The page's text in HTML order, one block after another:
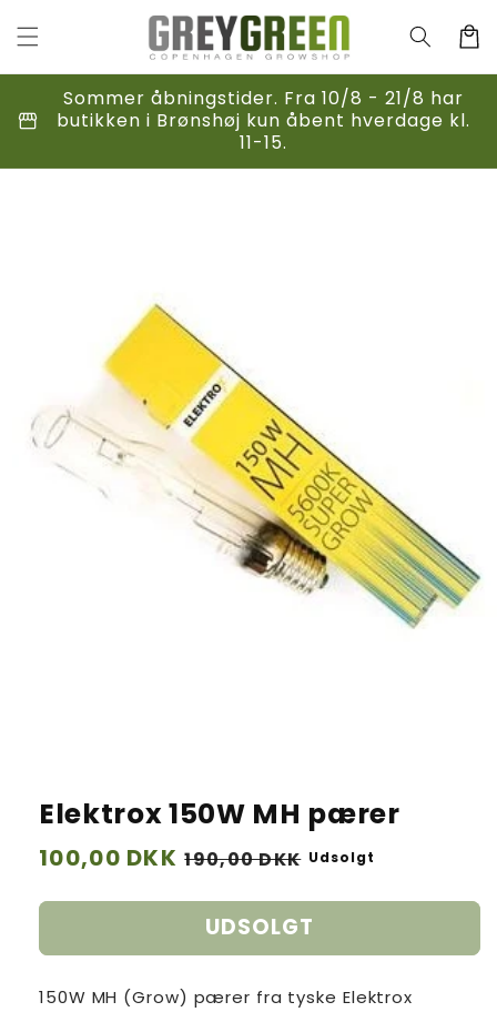
indhold
storefront
Sommer åbningstider. Fra 10/8 - 21/8 har
butikken i Brønshøj kun åbent hverdage kl.
11-15.
Elektrox 150W MH pærer
Normalpris
100,00 DKK Udsalgspris
190,00 DKK Udsolgt
UDSOLGT
150W MH (Grow) pærer fra tyske Elektrox